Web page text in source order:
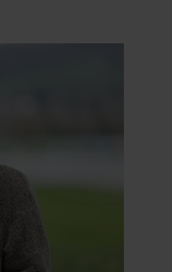
leven